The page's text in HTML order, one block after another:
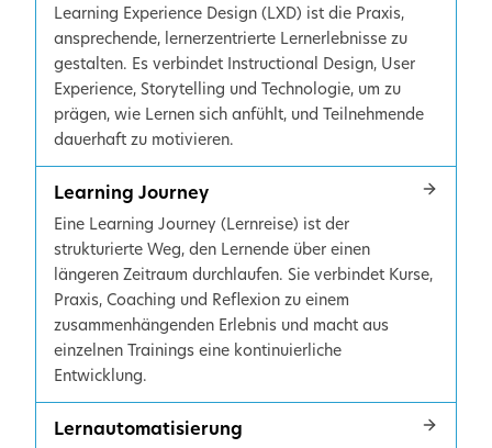
Learning Experience Design (LXD) ist die Praxis,
ansprechende, lernerzentrierte Lernerlebnisse zu
gestalten. Es verbindet Instructional Design, User
Experience, Storytelling und Technologie, um zu
prägen, wie Lernen sich anfühlt, und Teilnehmende
dauerhaft zu motivieren.
Learning Journey
Eine Learning Journey (Lernreise) ist der
strukturierte Weg, den Lernende über einen
längeren Zeitraum durchlaufen. Sie verbindet Kurse,
Praxis, Coaching und Reflexion zu einem
zusammenhängenden Erlebnis und macht aus
einzelnen Trainings eine kontinuierliche
Entwicklung.
Lernautomatisierung